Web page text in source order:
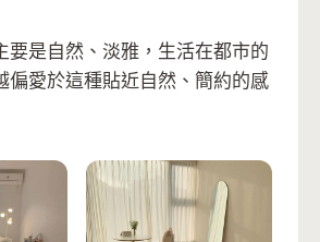
要是自然、淡雅，生活在都市的
偏愛於這種貼近自然、簡約的感